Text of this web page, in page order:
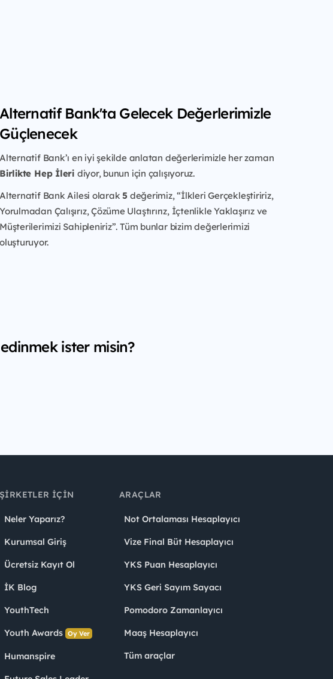
Alternatif Bank'ta Gelecek Değerlerimizle
Güçlenecek
Alternatif Bank’ı en iyi şekilde anlatan değerlerimizle her zaman
Birlikte Hep İleri diyor, bunun için çalışıyoruz.
Alternatif Bank Ailesi olarak5 değerimiz, “İlkleri Gerçekleştiririz,
Yorulmadan Çalışırız, Çözüme Ulaştırırız, İçtenlikle Yaklaşırız ve
Müşterilerimizi Sahipleniriz”. Tüm bunlar bizim değerlerimizi
oluşturuyor.
ister misin?
ŞIRKETLER İÇIN
Neler Yaparız?
Kurumsal Giriş
Ücretsiz Kayıt Ol
İK Blog
YouthTech
Youth Awards Oy Ver
Humanspire
ARAÇLAR
Not Ortalaması Hesaplayıcı
Vize Final Büt Hesaplayıcı
YKS Puan Hesaplayıcı
YKS Geri Sayım Sayacı
Pomodoro Zamanlayıcı
Maaş Hesaplayıcı
Tüm araçlar